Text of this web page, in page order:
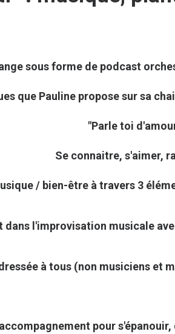
sous forme de podcast
que Pauline propose sur sa
"Parle toi
Se connaitre, s'aimer,
/ bien-être à travers 3
dans l'improvisation musicale
à tous (non musiciens et
pour